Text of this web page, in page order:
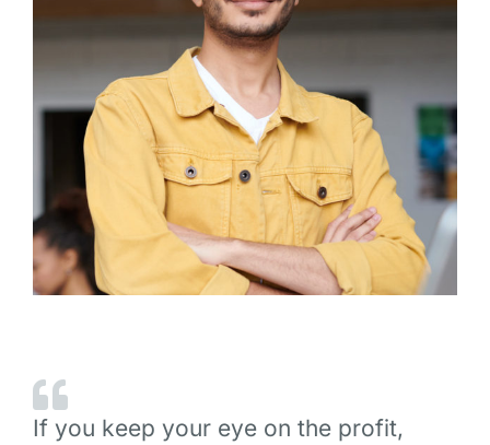
If you keep your eye on the profit,